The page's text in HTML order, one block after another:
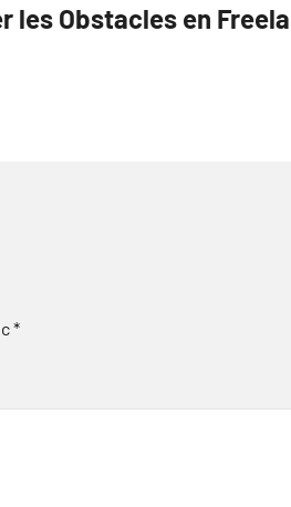
les Obstacles en
*